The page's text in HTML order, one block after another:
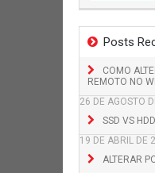
Posts
COMO
REMOTO NO
26 DE AGOSTO
SSD VS
19 DE ABRIL DE
ALTERAR